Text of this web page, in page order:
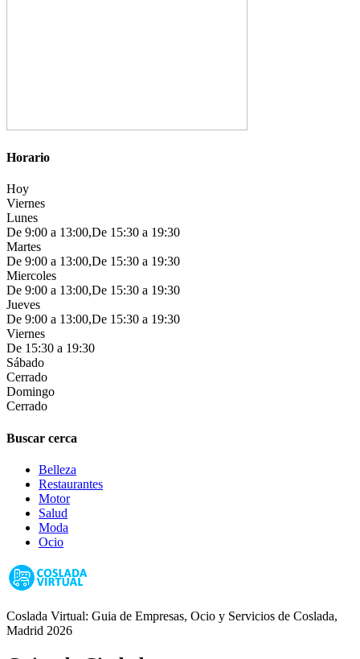
Horario
Hoy
Viernes
Lunes
De 9:00 a 13:00,De 15:30 a 19:30
Martes
De 9:00 a 13:00,De 15:30 a 19:30
Miercoles
De 9:00 a 13:00,De 15:30 a 19:30
Jueves
De 9:00 a 13:00,De 15:30 a 19:30
Viernes
De 15:30 a 19:30
Sábado
Cerrado
Domingo
Cerrado
Buscar cerca
Belleza
Restaurantes
Motor
Salud
Moda
Ocio
Coslada Virtual: Guia de Empresas, Ocio y Servicios de Coslada,
Madrid 2026